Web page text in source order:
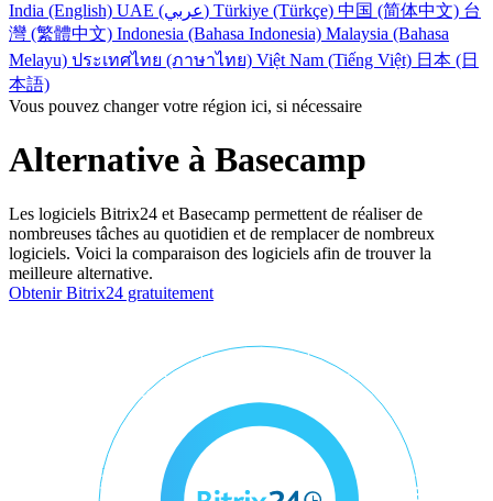
India (English)
UAE (عربي) Türkiye (Türkçe) 中国 (简体中文) 台
灣 (繁體中文) Indonesia (Bahasa Indonesia) Malaysia (Bahasa
Melayu) ประเทศไทย (ภาษาไทย) Việt Nam (Tiếng Việt) 日本 (日
本語)
Vous pouvez changer votre région ici, si nécessaire
Alternative à Basecamp
Les logiciels Bitrix24 et Basecamp permettent de réaliser de
nombreuses tâches au quotidien et de remplacer de nombreux
logiciels. Voici la comparaison des logiciels afin de trouver la
meilleure alternative.
Obtenir Bitrix24 gratuitement